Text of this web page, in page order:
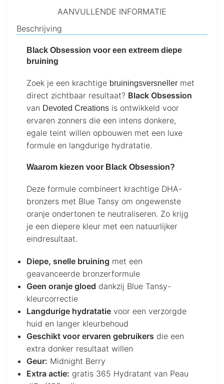
AANVULLENDE INFORMATIE
Beschrijving
Black Obsession voor een extreem diepe
bruining
Zoek je een krachtige bruiningsversneller met
direct zichtbaar resultaat? Black Obsession
van Devoted Creations is ontwikkeld voor
ervaren zonners die een intens donkere,
egale teint willen opbouwen met een luxe
formule en langdurige hydratatie.
Waarom kiezen voor Black Obsession?
Deze formule combineert krachtige DHA-
bronzers met Blue Tansy om ongewenste
oranje ondertonen te neutraliseren. Zo krijg
je een diepere kleur met een natuurlijker
eindresultaat.
Diepe, snelle bruining met een
geavanceerde bronzerformule
Geen oranje gloed dankzij Blue Tansy-
kleurcorrectie
Langdurige hydratatie voor een verzorgde
huid en langer kleurbehoud
Geschikt voor ervaren gebruikers die een
extra donker resultaat willen
Geur: Midnight Berry
Extra actie: gratis 365 Hydratant van Peau